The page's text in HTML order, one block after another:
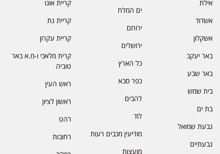
אילת
אשדוד
אשקלון
באר יעקב
באר שבע
בית שמש
בת ים
גבעת שמואל
גבעתיים
ים המלח
ירוחם
ירושלים
כל הארץ
כפר סבא
להבים
לוד
מודיעין מכבים רעות
מועצות
קריית אונו
קריית גת
קריית עקרון
קרית מלאכי ו-מ.א באר
טוביה
ראש העין
ראשון לציון
רהט
רחובות